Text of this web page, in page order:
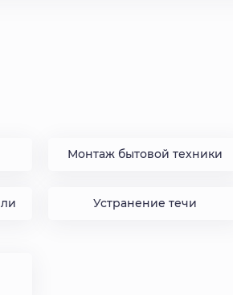
Монтаж бытовой техники
Устранение течи